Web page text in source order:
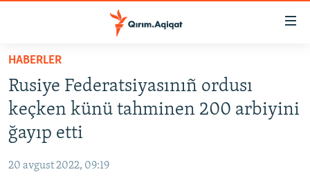
Esas
qaytmaq
Baş
navigatsiyağa
qaytmaq
Qıdıruvğa
qaytmaq
SİYASET
İQTİSADİYAT
MEDENİYET
HABERLER
Rusiye Federatsiyasınıñ ordusı
keçken künü tahminen 200 arbiyini
ğayıp etti
20 avgust 2022, 09:19